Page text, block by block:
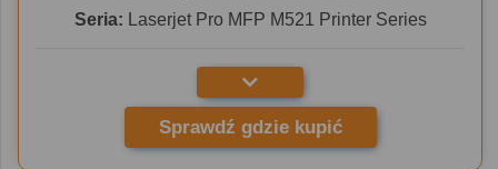
Seria: Laserjet Pro MFP M521 Printer Series
Sprawdź gdzie kupić